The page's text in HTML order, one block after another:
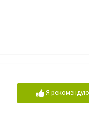
Я рекомендую